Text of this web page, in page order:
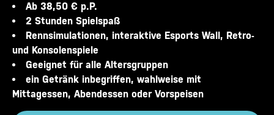
Ab 38,50 € p.P.
2 Stunden Spielspaß
Rennsimulationen, interaktive Esports Wall, Retro-
und Konsolenspiele
Geeignet für alle Altersgruppen
ein Getränk inbegriffen, wahlweise mit
Mittagessen, Abendessen oder Vorspeisen